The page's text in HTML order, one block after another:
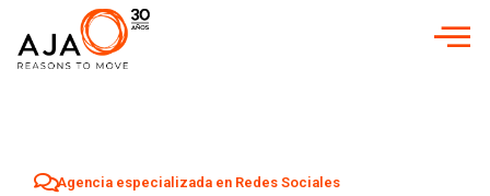
Agencia especializada en Redes Sociales